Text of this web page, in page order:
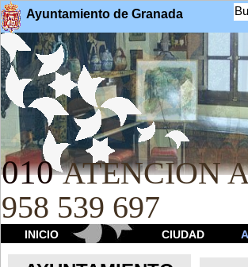
Ayuntamiento de Granada
010 ATENCION
958 539 697
INICIO CIUDAD